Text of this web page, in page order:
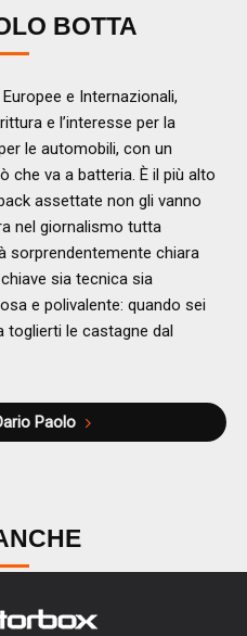
BOTTA
e Internazionali,
e l’interesse per la
le automobili, con un
che va a batteria. È il più alto
assettate non gli vanno
nel giornalismo tutta
sorprendentemente chiara
sia tecnica sia
e polivalente: quando sei
toglierti le castagne dal
Paolo